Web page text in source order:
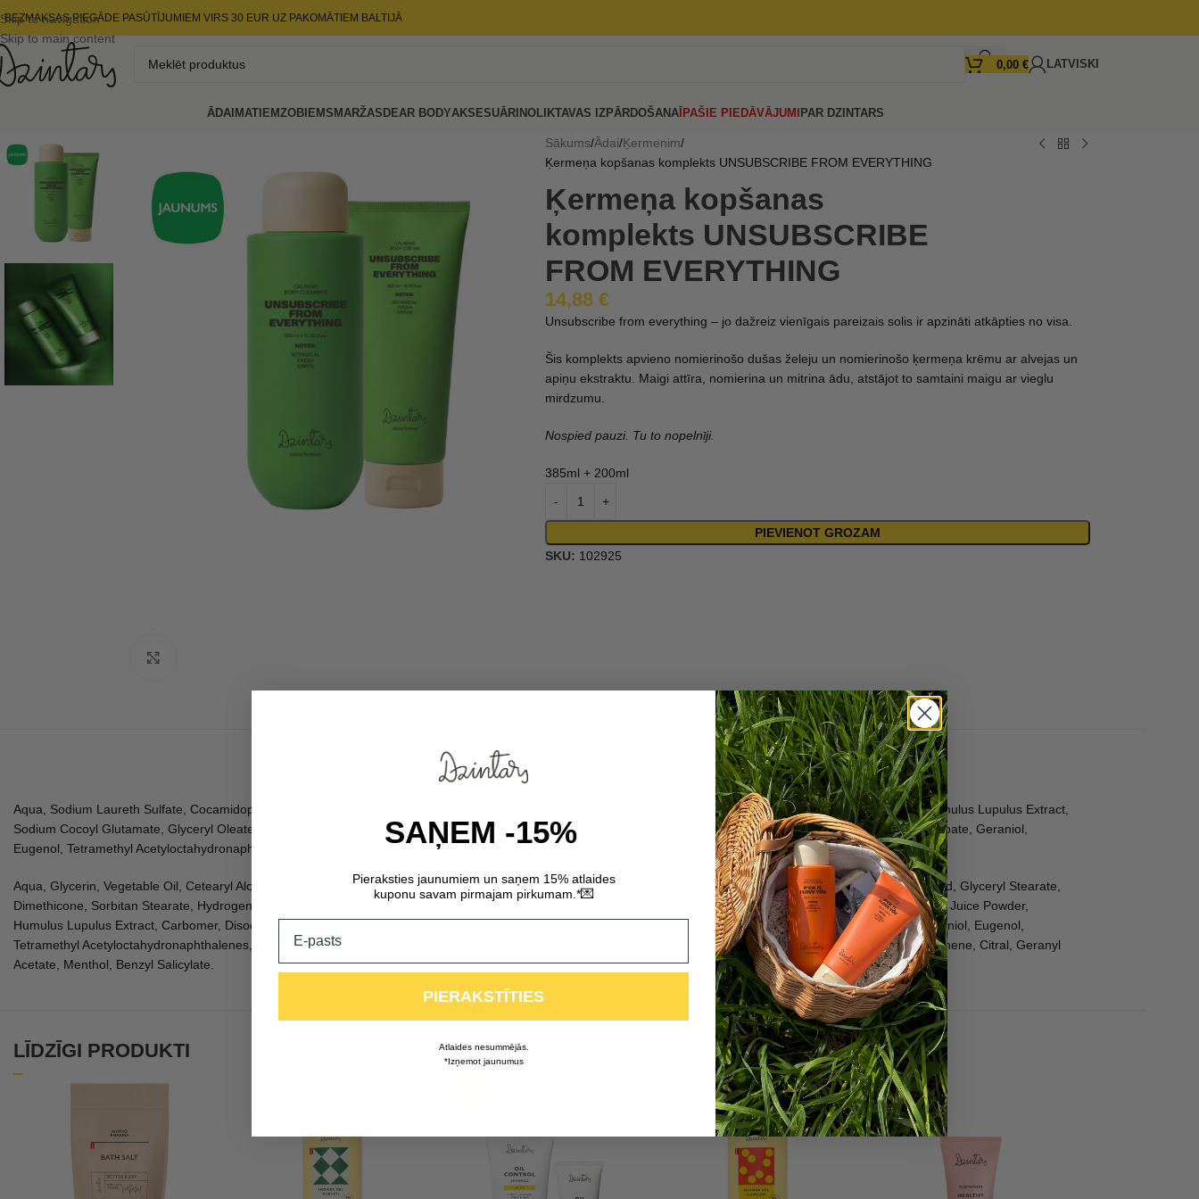
Skip to navigation
Skip to main content
BEZMAKSAS PIEGĀDE PASŪTĪJUMIEM VIRS 30 EUR UZ PAKOMĀTIEM BALTIJĀ
0,00 € LATVISKI
ĀDAIMATIEMZOBIEMSMARŽASDEAR BODYAKSESUĀRINOLIKTAVAS IZPĀRDOŠANAĪPAŠIE PIEDĀVĀJUMIPAR DZINTARS
Sākums Ādai Ķermenim
Ķermeņa kopšanas komplekts UNSUBSCRIBE FROM EVERYTHING
Ķermeņa kopšanas
komplekts UNSUBSCRIBE
FROM EVERYTHING
14,88 €
Unsubscribe from everything – jo dažreiz vienīgais pareizais solis ir apzināti atkāpties no visa.
Šis komplekts apvieno nomierinošo dušas želeju un nomierinošo ķermeņa krēmu ar alvejas un
apiņu ekstraktu. Maigi attīra, nomierina un mitrina ādu, atstājot to samtaini maigu ar vieglu
mirdzumu.
Nospied pauzi. Tu to nopelnīji.
385ml + 200ml
PIEVIENOT GROZAM
SKU: 102925
SASTĀVDAĻAS
Aqua, Sodium Laureth Sulfate, Cocamidopropyl Betaine, Parfum, Sodium Chloride, Glycol Distearate, Glycereth-2 Cocoate, Aloe Barbadensis Leaf Juice Powder, Humulus Lupulus Extract,
Sodium Cocoyl Glutamate, Glyceryl Oleate, Sodium Benzoate, Citric Acid, Carbomer, Sodium Gluconate, Sodium Salicylate, Sodium Hydroxide, Linalool, Benzyl Benzoate, Geraniol,
Eugenol, Tetramethyl Acetyloctahydronaphthalenes, Limonene, Citrus Aurantium Peel Oil, Eucalyptus Globulus Oil, Citronellol, Linalyl Acetate, Carvone.
Aqua, Glycerin, Vegetable Oil, Cetearyl Alcohol, Caprylic/Capric Triglyceride, Coco-Caprylate/Caprate, Stearic Acid, Myristyl Myristate, Cetearyl Glucoside, Palmitic Acid, Glyceryl Stearate,
Dimethicone, Sorbitan Stearate, Hydrogenated Vegetable Oil, Butyrospermum Parkii Butter, Caprylyl Glycol, Xanthan Gum, Sodium Gluconate, Aloe Barbadensis Leaf Juice Powder,
Humulus Lupulus Extract, Carbomer, Disodium Cetearyl Sulfosuccinate, Phenoxyethanol, Sodium Hydroxide, Parfum, Benzyl Alcohol, Linalool, Benzyl Benzoate, Geraniol, Eugenol,
Tetramethyl Acetyloctahydronaphthalenes, Limonene, Citrus Aurantium Peel Oil, Eucalyptus Globulus Oil, Citronellol, Linalyl Acetate, Carvone, Camphor, Terpineol, Pinene, Citral, Geranyl
Acetate, Menthol, Benzyl Salicylate.
LĪDZĪGI PRODUKTI
-39%
SAŅEM -15%
Pieraksties jaunumiem un saņem 15% atlaides
kuponu savam pirmajam pirkumam.*💌
PIERAKSTĪTIES
Atlaides nesummējās.
*Izņemot jaunumus